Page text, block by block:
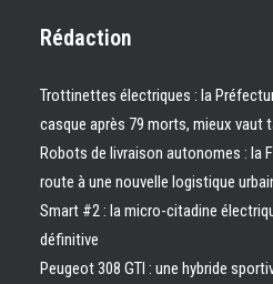
Rédaction
Trottinettes électriques : la
casque après 79 morts, mieux vaut
Robots de livraison autonomes : la
route à une nouvelle logistique
Smart #2 : la micro-citadine
définitive
Peugeot 308 GTI : une hybride